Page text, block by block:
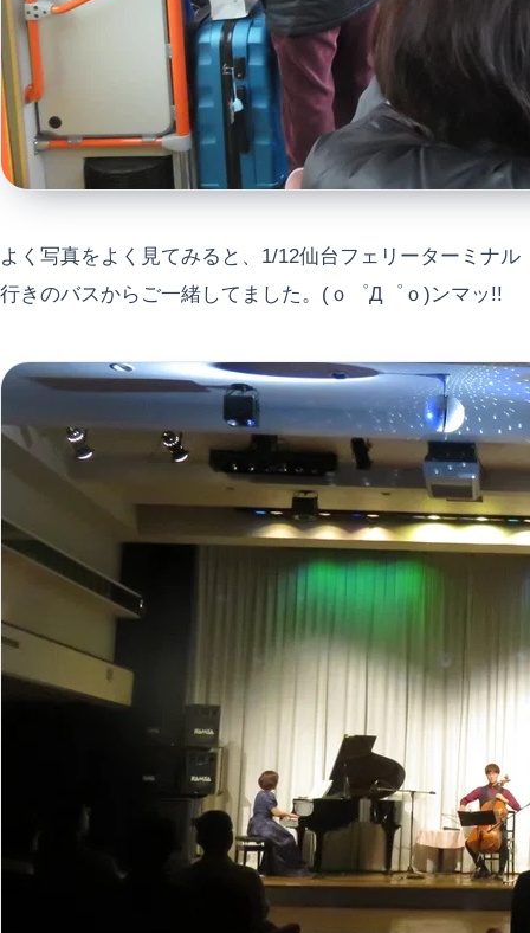
よく写真をよく見てみると、1/12仙台フェリーターミナル
行きのバスからご一緒してました。(ｏ゜Д゜ｏ)ンマッ!!